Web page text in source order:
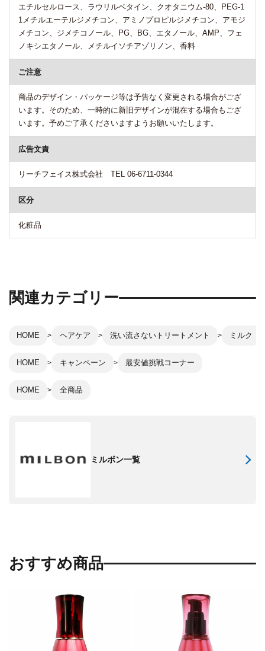
エチルセルロース、ラウリルベタイン、クオタニウム-80、PEG-1
1メチルエーテルジメチコン、アミノプロピルジメチコン、アモジ
メチコン、ジメチコノール、PG、BG、エタノール、AMP、フェ
ノキシエタノール、メチルイソチアゾリノン、香料
ご注意
商品のデザイン・パッケージ等は予告なく変更される場合がござ
います。そのため、一時的に新旧デザインが混在する場合もござ
います。予めご了承くださいますようお願いいたします。
広告文責
リーチフェイス株式会社 TEL 06-6711-0344
区分
化粧品
関連カテゴリー
HOME ヘアケア 洗い流さないトリートメント ミルク
HOME キャンペーン 最安値挑戦コーナー
HOME 全商品
ミルボン一覧
おすすめ商品